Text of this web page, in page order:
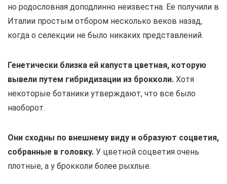
но родословная доподлинно неизвестна. Ее получили в
Италии простым отбором несколько веков назад,
когда о селекции не было никаких представлений.
Генетически близка ей капуста цветная, которую
вывели путем гибридизации из брокколи. Хотя
некоторые ботаники утверждают, что все было
наоборот.
Они сходны по внешнему виду и образуют соцветия,
собранные в головку. У цветной соцветия очень
плотные, а у брокколи более рыхлые.